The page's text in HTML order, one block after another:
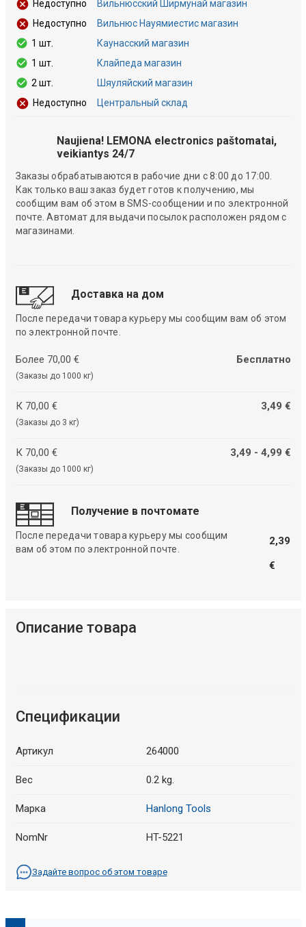
Недоступно
Вильнюсский Ширмунай магазин
Недоступно
Вильнюс Науямиестис магазин
1 шт.
Каунасский магазин
1 шт.
Клайпеда магазин
2 шт.
Шяуляйский магазин
Недоступно
Центральный склад
Naujiena! LEMONA electronics paštomatai,
veikiantys 24/7
Заказы обрабатываются в рабочие дни с 8:00 до 17:00.
Как только ваш заказ будет готов к получению, мы
сообщим вам об этом в SMS-сообщении и по электронной
почте. Автомат для выдачи посылок расположен рядом с
магазинами.
Доставка на дом
После передачи товара курьеру мы сообщим вам об этом
по электронной почте.
Более 70,00 €
(Заказы до 1000 кг)
Бесплатно
К 70,00 €
(Заказы до 3 кг)
3,49 €
К 70,00 €
(Заказы до 1000 кг)
3,49 - 4,99 €
Получение в почтомате
После передачи товара курьеру мы сообщим
вам об этом по электронной почте.
2,39
€
Описание товара
Спецификации
Артикул 264000
Вес 0.2 kg.
Марка Hanlong Tools
NomNr HT-5221
Задайте вопрос об этом товаре